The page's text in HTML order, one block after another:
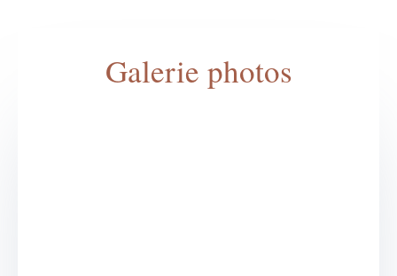
Galerie photos